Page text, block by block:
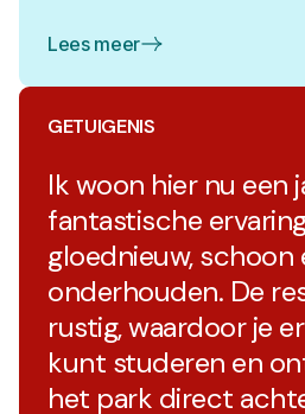
Lees meer
GETUIGENIS
Ik woon hier nu een
fantastische
gloednieuw, schoon
onderhouden. De
rustig, waardoor je
kunt studeren en
het park direct